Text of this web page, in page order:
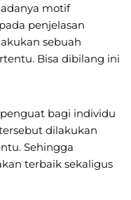
motif
penjelasan
sebuah
Bisa dibilang ini
bagi individu
dilakukan
Sehingga
terbaik sekaligus